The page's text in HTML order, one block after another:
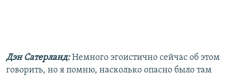
Дэн Сатерланд:Немного эгоистично сейчас об этом
говорить, но я помню, насколько опасно было там